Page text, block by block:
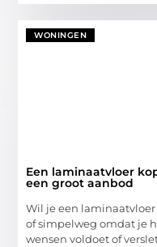
WONINGEN
Een laminaatvloer
een groot aanbod
Wil je een
of simpelweg omdat je
wensen voldoet of